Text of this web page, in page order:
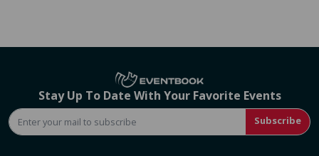
Stay Up To Date With Your Favorite Events
Subscribe